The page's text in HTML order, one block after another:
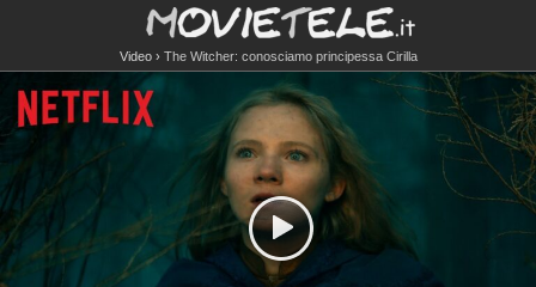
Video The Witcher: conosciamo principessa Cirilla